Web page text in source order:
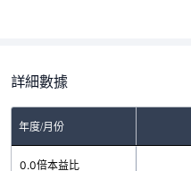
詳細數據
年度/月份
0.0倍本益比